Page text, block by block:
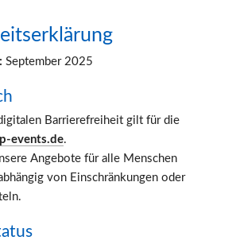
September 2025
Barrierefreiheit gilt für die
events.de.
Angebote für alle Menschen
von Einschränkungen oder